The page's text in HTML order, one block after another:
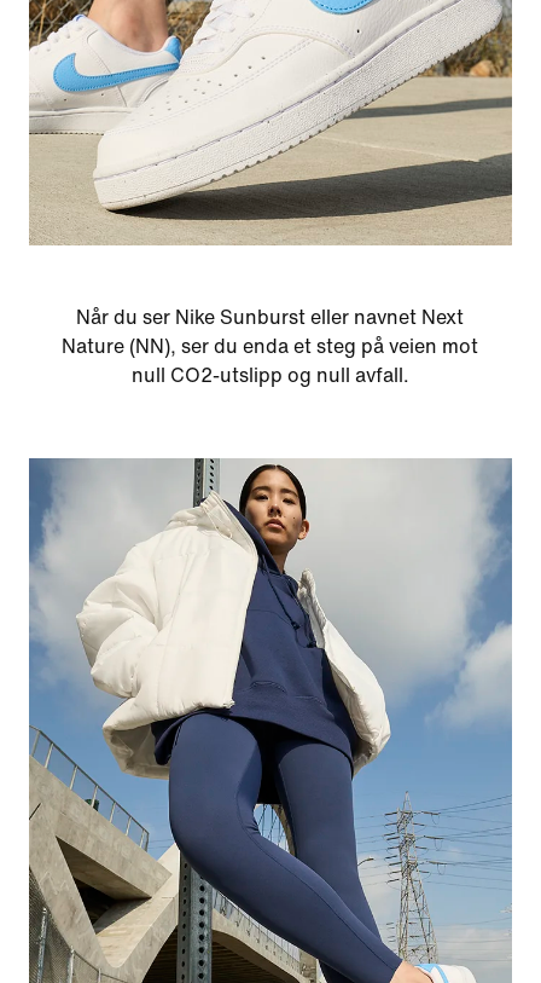
Når du ser Nike Sunburst eller navnet Next
Nature (NN), ser du enda et steg på veien mot
null CO2-utslipp og null avfall.